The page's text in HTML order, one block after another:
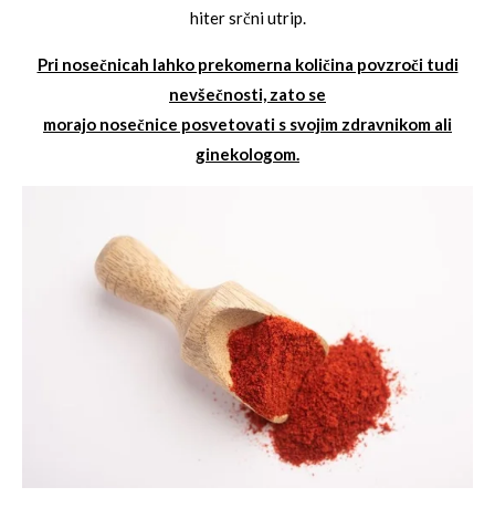
hiter srčni utrip.
Pri nosečnicah lahko prekomerna količina povzroči tudi
nevšečnosti, zato se
morajo nosečnice posvetovati s svojim zdravnikom ali
ginekologom.